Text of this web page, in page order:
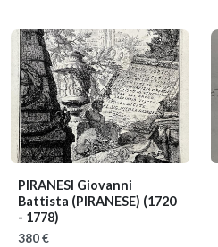
PIRANESI Giovanni
Battista (PIRANESE) (1720
- 1778)
380 €